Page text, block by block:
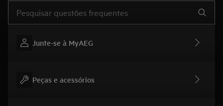
Junte-se à MyAEG
Peças e acessórios